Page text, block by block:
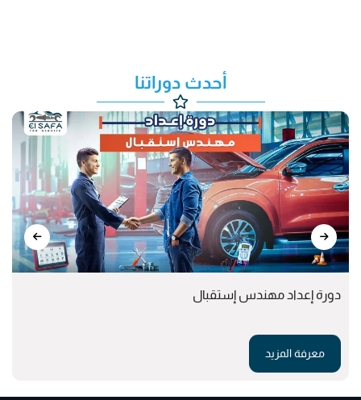
أحدث دوراتنا
دورة إعداد مهندس إستقبال
معرفة المزيد